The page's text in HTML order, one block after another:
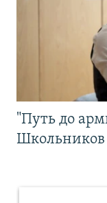
"Путь до
Школьников